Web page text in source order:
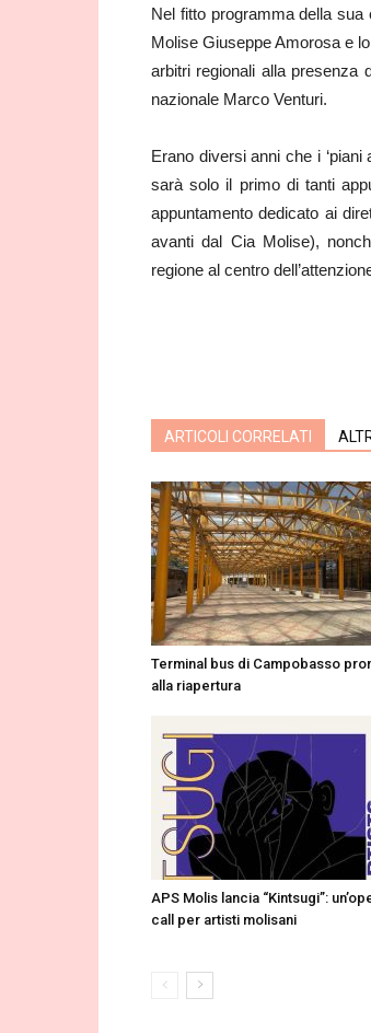
Nel fitto programma della
Molise Giuseppe Amorosa e
arbitri regionali alla presenza
nazionale Marco Venturi.
Erano diversi anni che i ‘piani
sarà solo il primo di tanti
appuntamento dedicato ai
avanti dal Cia Molise),
regione al centro
ARTICOLI CORRELATI
Terminal bus di Campobasso
alla riapertura
APS Molis lancia “Kintsugi”:
call per artisti molisani